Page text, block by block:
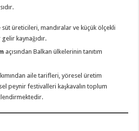
süt üreticileri, mandıralar ve küçük ölçekli
kaynağıdır.
açısından Balkan ülkelerinin tanıtım
aile tarifleri, yöresel üretim
peynir festivalleri kaşkavalın toplum